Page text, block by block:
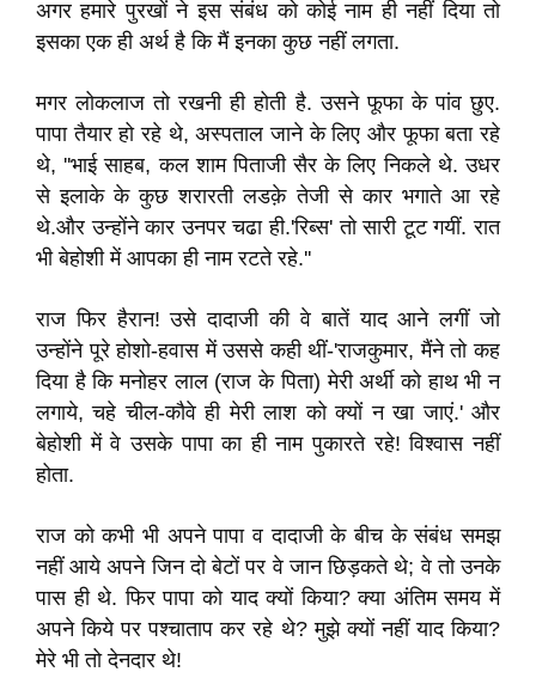
अगर हमारे पुरखों ने इस संबंध को कोई नाम ही नहीं दिया तो
इसका एक ही अर्थ है कि मैं इनका कुछ नहीं लगता.
मगर लोकलाज तो रखनी ही होती है. उसने फूफा के पांव छुए.
पापा तैयार हो रहे थे, अस्पताल जाने के लिए और फूफा बता रहे
थे, ''भाई साहब, कल शाम पिताजी सैर के लिए निकले थे. उधर
से इलाके के कुछ शरारती लडक़े तेजी से कार भगाते आ रहे
थे.और उन्होंने कार उनपर चढा ही.'रिब्स' तो सारी टूट गयीं. रात
भी बेहोशी में आपका ही नाम रटते रहे.''
राज फिर हैरान! उसे दादाजी की वे बातें याद आने लगीं जो
उन्होंने पूरे होशो-हवास में उससे कही थीं-'राजकुमार, मैंने तो कह
दिया है कि मनोहर लाल (राज के पिता) मेरी अर्थी को हाथ भी न
लगाये, चहे चील-कौवे ही मेरी लाश को क्यों न खा जाएं.' और
बेहोशी में वे उसके पापा का ही नाम पुकारते रहे! विश्वास नहीं
होता.
राज को कभी भी अपने पापा व दादाजी के बीच के संबंध समझ
नहीं आये अपने जिन दो बेटों पर वे जान छिड़कते थे; वे तो उनके
पास ही थे. फिर पापा को याद क्यों किया? क्या अंतिम समय में
अपने किये पर पश्चाताप कर रहे थे? मुझे क्यों नहीं याद किया?
मेरे भी तो देनदार थे!